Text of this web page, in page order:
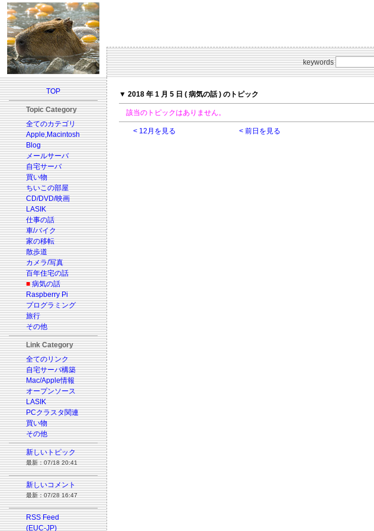
keywords
TOP
Topic Category
全てのカテゴリ
Apple,Macintosh
Blog
メールサーバ
自宅サーバ
買い物
ちいこの部屋
CD/DVD/映画
LASIK
仕事の話
車/バイク
家の移転
散歩道
カメラ/写真
百年住宅の話
■ 病気の話
Raspberry Pi
プログラミング
旅行
その他
Link Category
全てのリンク
自宅サーバ構築
Mac/Apple情報
オープンソース
LASIK
PCクラスタ関連
買い物
その他
新しいトピック
最新：07/18 20:41
新しいコメント
最新：07/28 16:47
RSS Feed
(EUC-JP)
▼ 2018 年 1 月 5 日 ( 病気の話 ) のトピック
該当のトピックはありません。
< 12月を見る < 前日を見る